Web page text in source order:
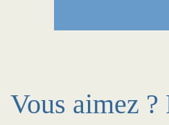
Vous aimez ?